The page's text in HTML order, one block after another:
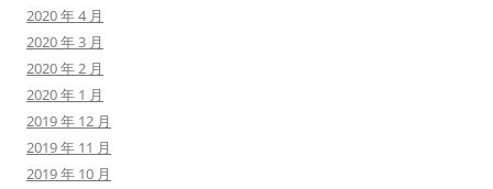
2020 年 4 月
2020 年 3 月
2020 年 2 月
2020 年 1 月
2019 年 12 月
2019 年 11 月
2019 年 10 月